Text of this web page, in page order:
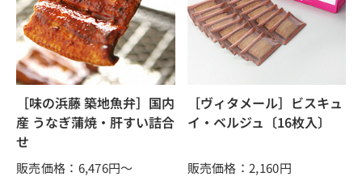
［味の浜藤 築地魚弁］国内
産 うなぎ蒲焼・肝すい詰合
せ
販売価格：6,476円～
［ヴィタメール］ビスキュ
イ・ベルジュ〔16枚入〕
販売価格：2,160円